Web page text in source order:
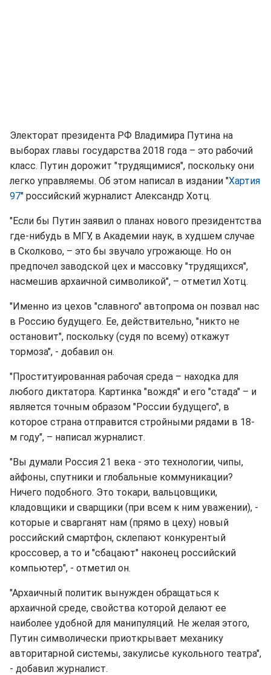
Электорат президента РФ Владимира Путина на
выборах главы государства 2018 года – это рабочий
класс. Путин дорожит "трудящимися", поскольку они
легко управляемы. Об этом написал в издании "Хартия
97" российский журналист Александр Хотц.
"Если бы Путин заявил о планах нового президентства
где-нибудь в МГУ, в Академии наук, в худшем случае
в Сколково, – это бы звучало угрожающе. Но он
предпочел заводской цех и массовку "трудящихся",
насмешив архаичной символикой", – отметил Хотц.
"Именно из цехов "славного" автопрома он позвал нас
в Россию будущего. Ее, действительно, "никто не
остановит", поскольку (судя по всему) откажут
тормоза", - добавил он.
"Проституированная рабочая среда – находка для
любого диктатора. Картинка "вождя" и его "стада" – и
является точным образом "России будущего", в
которое страна отправится стройными рядами в 18-
м году", – написал журналист.
"Вы думали Россия 21 века - это технологии, чипы,
айфоны, спутники и глобальные коммуникации?
Ничего подобного. Это токари, вальцовщики,
кладовщики и сварщики (при всем к ним уважении), -
которые и сварганят нам (прямо в цеху) новый
российский смартфон, склепают конкурентый
кроссовер, а то и "сбацают" наконец российский
компьютер", - отметил он.
"Архаичный политик вынужден обращаться к
архаичной среде, свойства которой делают ее
наиболее удобной для манипуляций. Не желая этого,
Путин символически приоткрывает механику
авторитарной системы, закулисье кукольного театра",
- добавил журналист.